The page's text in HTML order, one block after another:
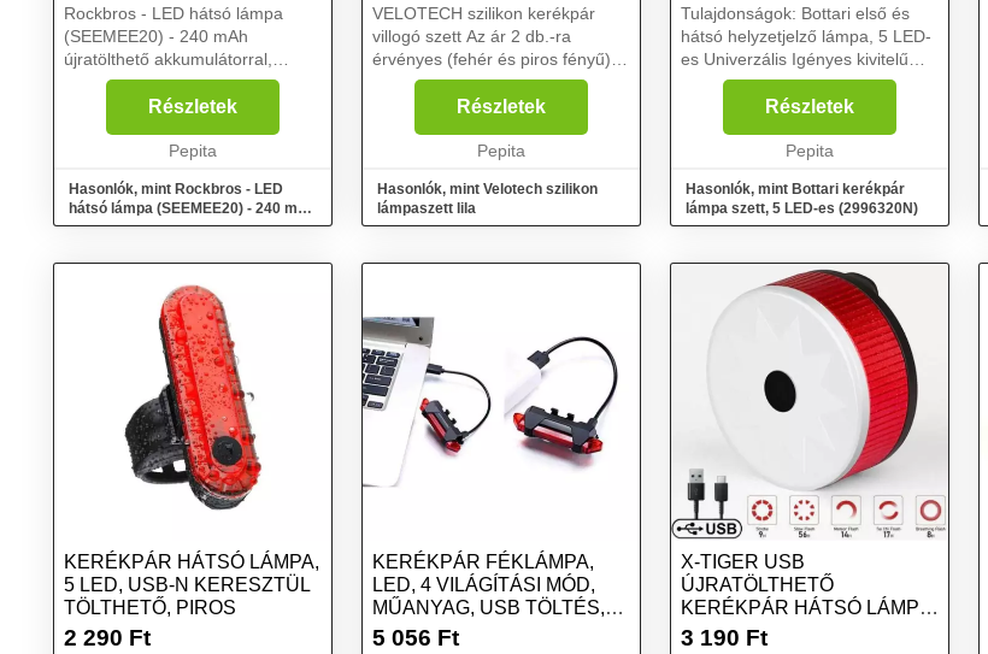
Rockbros - LED hátsó lámpa
(SEEMEE20) - 240 mAh
újratölthető akkumulátorral,
vízálló - fekete...
Részletek
Pepita
Hasonlók, mint Rockbros - LED
hátsó lámpa (SEEMEE20) - 240 mAh
újratölthető akku...
VELOTECH szilikon kerékpár
villogó szett Az ár 2 db.-ra
érvényes (fehér és piros fényű) 2
Super bright LED Folyamatos és
villogó üzemmód Vízálló szilikon
gumi test Szerszám nélküli
rögzítés Elem: 2x2 ...
Részletek
Pepita
Hasonlók, mint Velotech szilikon
lámpaszett lila
Tulajdonságok: Bottari első és
hátsó helyzetjelző lámpa, 5 LED-
es Univerzális Igényes kivitelű
Könnyen felhelyezhető,
LED-es Piros, fehér színű
Választható 4 funk...
Részletek
Pepita
Hasonlók, mint Bottari kerékpár
lámpa szett, 5 LED-es (2996320N)
KERÉKPÁR HÁTSÓ LÁMPA,
5 LED, USB-N KERESZTÜL
TÖLTHETŐ, PIROS
2 290 Ft
KERÉKPÁR FÉKLÁMPA,
LED, 4 VILÁGÍTÁSI MÓD,
MŰANYAG, USB TÖLTÉS,
3,...
5 056 Ft
X-TIGER USB
ÚJRATÖLTHETŐ
KERÉKPÁR HÁTSÓ LÁMPA
- - PIROS
3 190 Ft